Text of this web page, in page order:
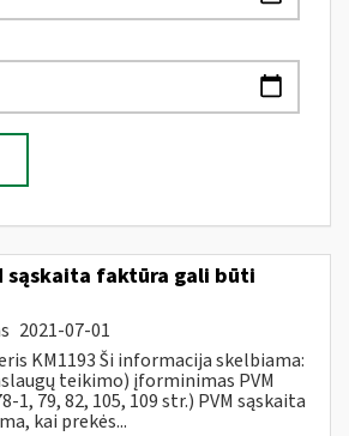
sąskaita faktūra gali būti
2021-07-01
KM1193 Ši informacija skelbiama:
teikimo) įforminimas PVM
1, 79, 82, 105, 109 str.) PVM sąskaita
kai prekės...